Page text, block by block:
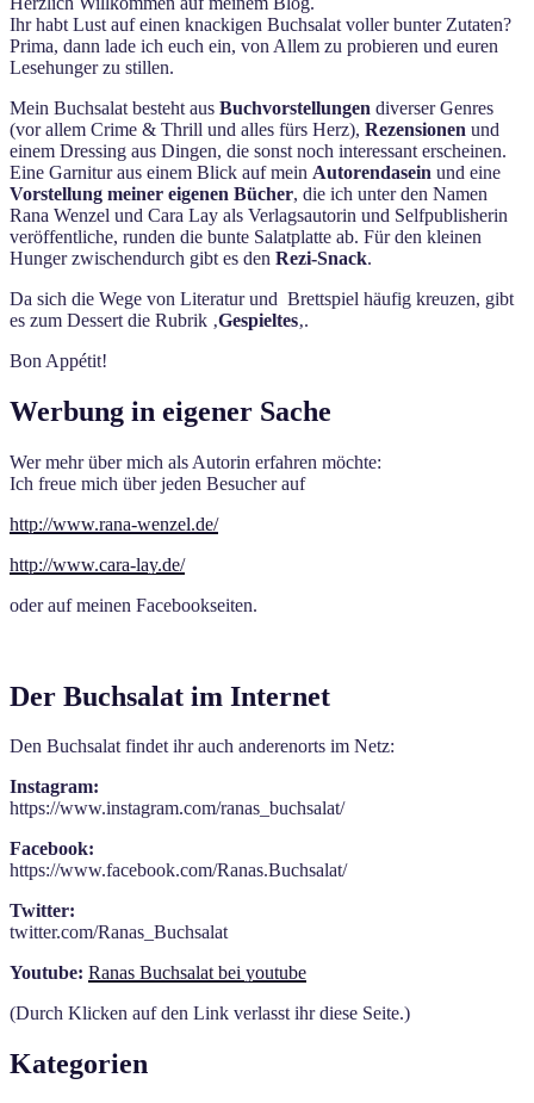
Ihr habt Lust auf einen knackigen Buchsalat voller bunter Zutaten?
Prima, dann lade ich euch ein, von Allem zu probieren und euren
Lesehunger zu stillen.
Mein Buchsalat besteht aus Buchvorstellungen diverser Genres
(vor allem Crime & Thrill und alles fürs Herz), Rezensionen und
einem Dressing aus Dingen, die sonst noch interessant erscheinen.
Eine Garnitur aus einem Blick auf mein Autorendasein und eine
Vorstellung meiner eigenen Bücher, die ich unter den Namen
Rana Wenzel und Cara Lay als Verlagsautorin und Selfpublisherin
veröffentliche, runden die bunte Salatplatte ab. Für den kleinen
Hunger zwischendurch gibt es den Rezi-Snack.
Da sich die Wege von Literatur und Brettspiel häufig kreuzen, gibt
es zum Dessert die Rubrik ‚Gespieltes‚.
Bon Appétit!
Werbung in eigener Sache
Wer mehr über mich als Autorin erfahren möchte:
Ich freue mich über jeden Besucher auf
http://www.rana-wenzel.de/
http://www.cara-lay.de/
oder auf meinen Facebookseiten.
Der Buchsalat im Internet
Den Buchsalat findet ihr auch anderenorts im Netz:
Instagram:
https://www.instagram.com/ranas_buchsalat/
Facebook:
https://www.facebook.com/Ranas.Buchsalat/
Twitter:
twitter.com/Ranas_Buchsalat
Youtube: Ranas Buchsalat bei youtube
(Durch Klicken auf den Link verlasst ihr diese Seite.)
Kategorien